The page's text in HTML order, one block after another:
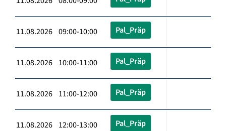
11.08.2026 09:00-10:00 Pal_Präp
11.08.2026 10:00-11:00 Pal_Präp
11.08.2026 11:00-12:00 Pal_Präp
11.08.2026 12:00-13:00 Pal_Präp